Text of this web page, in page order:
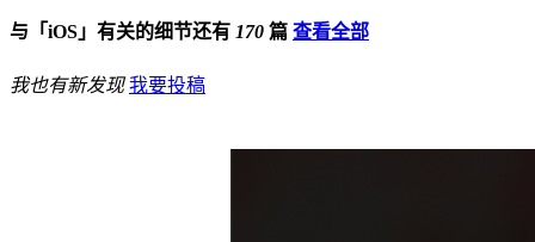
与「iOS」有关的细节还有 170 篇 查看全部
我也有新发现 我要投稿